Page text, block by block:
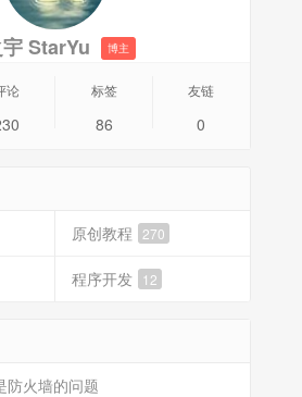
StarYu 博主
论 标签
86
友链
0
原创教程 270
程序开发 12
防火墙的问题